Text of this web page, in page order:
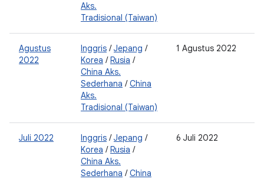
Aks.
Tradisional (Taiwan)
Agustus
2022
Inggris /Jepang /
Korea /Rusia /
China Aks.
Sederhana /China
Aks.
Tradisional (Taiwan)
1 Agustus 2022
Juli 2022 Inggris /Jepang /
Korea /Rusia /
China Aks.
Sederhana /China
6 Juli 2022